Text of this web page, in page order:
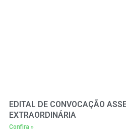
EDITAL DE CONVOCAÇÃO
EXTRAORDINÁRIA
Confira »